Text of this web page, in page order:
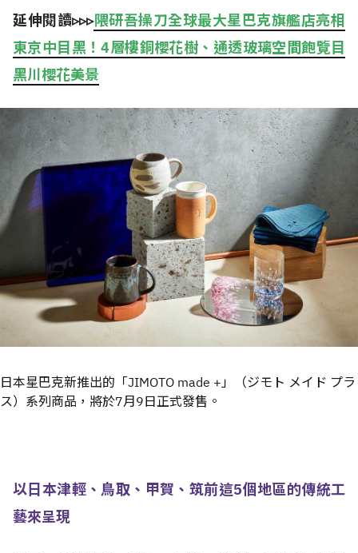
延伸閱讀▹▹▹隈研吾操刀全球最大星巴克旗艦店亮相
東京中目黑！4層樓銅櫻花樹、通透玻璃空間飽覽目
黑川櫻花美景
日本星巴克新推出的「JIMOTO made +」（ジモト メイド プラ
ス）系列商品，將於7月9日正式發售。
以日本津輕、鳥取、甲賀、筑前這5個地區的傳統工
藝來呈現